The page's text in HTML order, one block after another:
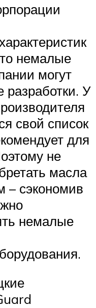
немалые
могут
разработки. У
свой список
для
не
масла
– сэкономив
немалые